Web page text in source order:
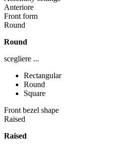
Anteriore
Front form
Round
Round
scegliere ...
Rectangular
Round
Square
Front bezel shape
Raised
Raised